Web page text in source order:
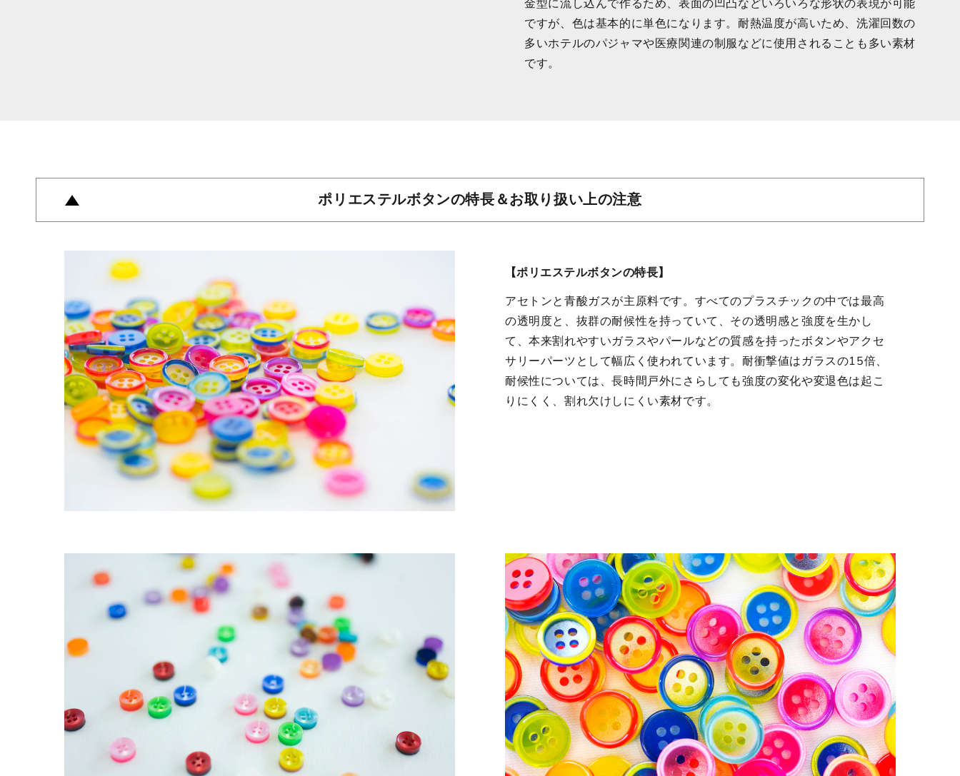
金型に流し込んで作るため、表面の凹凸などいろいろな形状の表現が可能
ですが、色は基本的に単色になります。耐熱温度が高いため、洗濯回数の
多いホテルのパジャマや医療関連の制服などに使用されることも多い素材
です。
ポリエステルボタンの特長＆お取り扱い上の注意
【ポリエステルボタンの特長】
アセトンと青酸ガスが主原料です。すべてのプラスチックの中では最高
の透明度と、抜群の耐候性を持っていて、その透明感と強度を生かし
て、本来割れやすいガラスやパールなどの質感を持ったボタンやアクセ
サリーパーツとして幅広く使われています。耐衝撃値はガラスの15倍、
耐候性については、長時間戸外にさらしても強度の変化や変退色は起こ
りにくく、割れ欠けしにくい素材です。